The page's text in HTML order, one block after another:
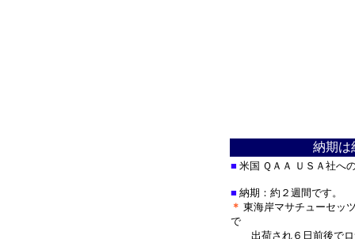
納期は
■ 米国 ＱＡＡ ＵＳＡ社へ
■ 納期：約２週間です。
＊ 東海岸マサチューセッ
で
出荷され ６日前後で